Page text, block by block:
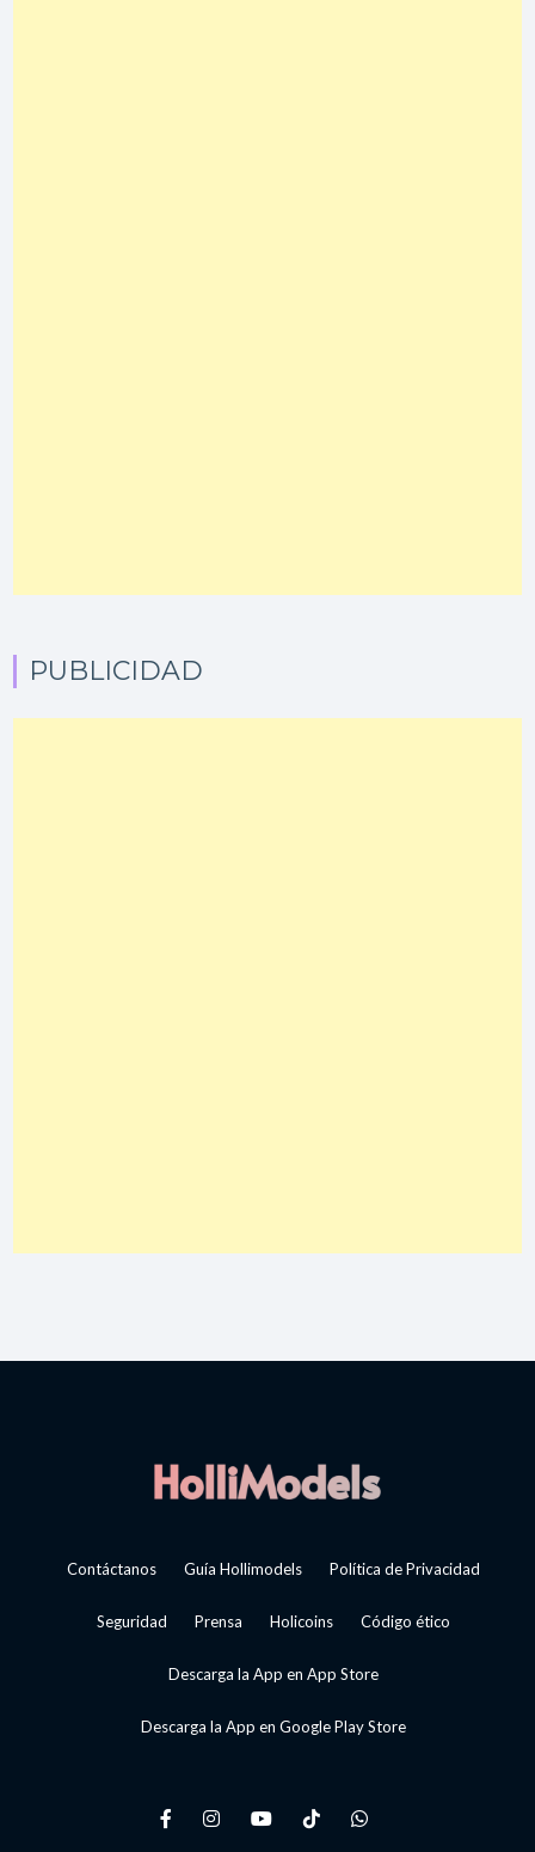
PUBLICIDAD
Contáctanos Guía Hollimodels Política de Privacidad
Seguridad Prensa Holicoins Código ético
Descarga la App en App Store
Descarga la App en Google Play Store